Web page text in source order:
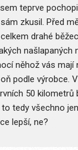
teprve
zkusil. Před
drahé
našlapaných
něhož vás mají
podle výrobce.
50 kilometrů
tedy všechno
lepší, ne?